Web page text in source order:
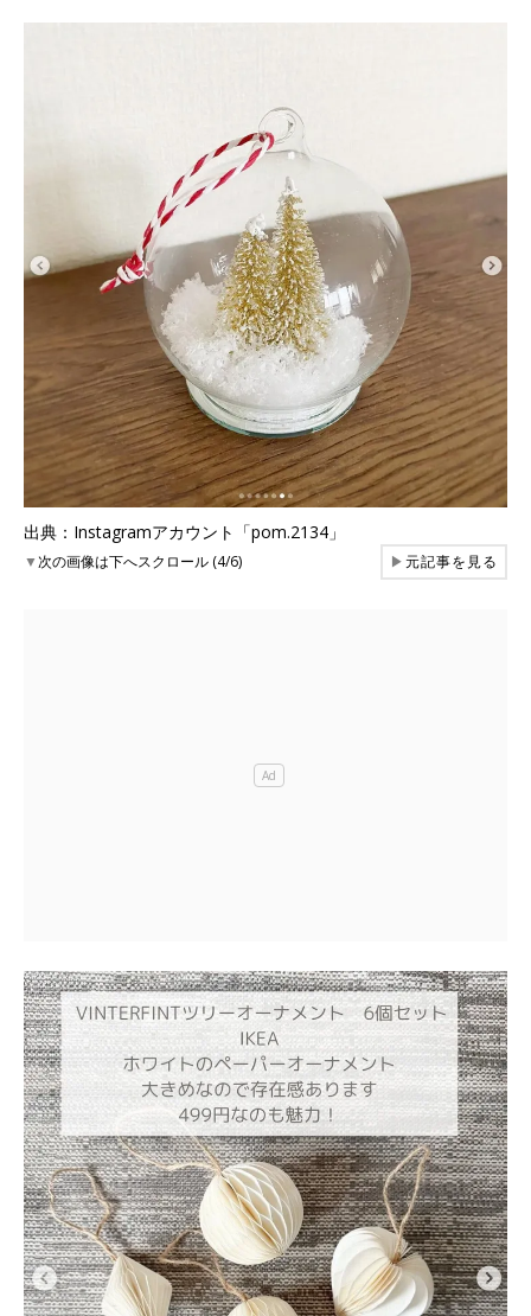
出典：Instagramアカウント「pom.2134」
▼次の画像は下へスクロール (4/6) ▶元記事を見る